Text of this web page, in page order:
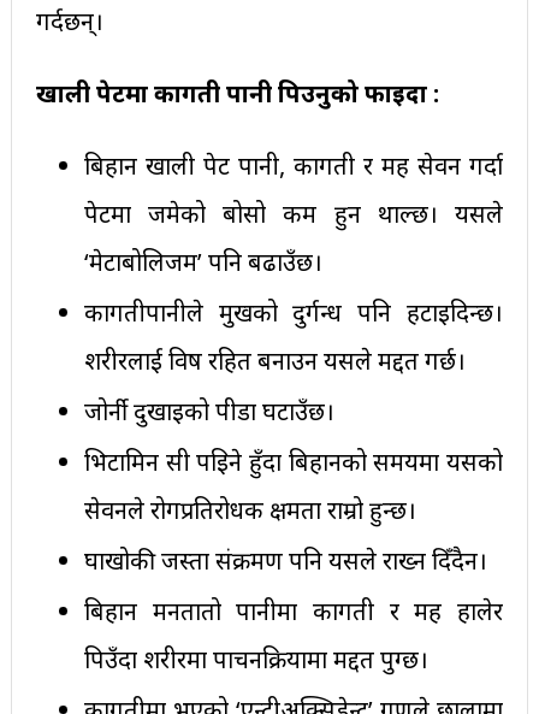
गर्दछन्।
खाली पेटमा कागती पानी पिउनुको फाइदा :
बिहान खाली पेट पानी, कागती र मह सेवन गर्दा
पेटमा जमेको बोसो कम हुन थाल्छ। यसले
‘मेटाबोलिजम’ पनि बढाउँछ।
कागतीपानीले मुखको दुर्गन्ध पनि हटाइदिन्छ।
शरीरलाई विष रहित बनाउन यसले मद्दत गर्छ।
जोर्नी दुखाइको पीडा घटाउँछ।
भिटामिन सी पइिने हुँदा बिहानको समयमा यसको
सेवनले रोगप्रतिरोधक क्षमता राम्रो हुन्छ।
रुघाखोकी जस्ता संक्रमण पनि यसले राख्न दिँदैन।
बिहान मनतातो पानीमा कागती र मह हालेर
पिउँदा शरीरमा पाचनक्रियामा मद्दत पुग्छ।